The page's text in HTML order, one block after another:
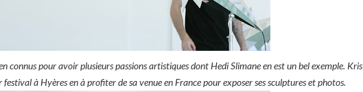
connus pour avoir plusieurs passions artistiques dont Hedi Slimane en est un bel exemple.
festival à Hyères en à profiter de sa venue en France pour exposer ses sculptures et photos.